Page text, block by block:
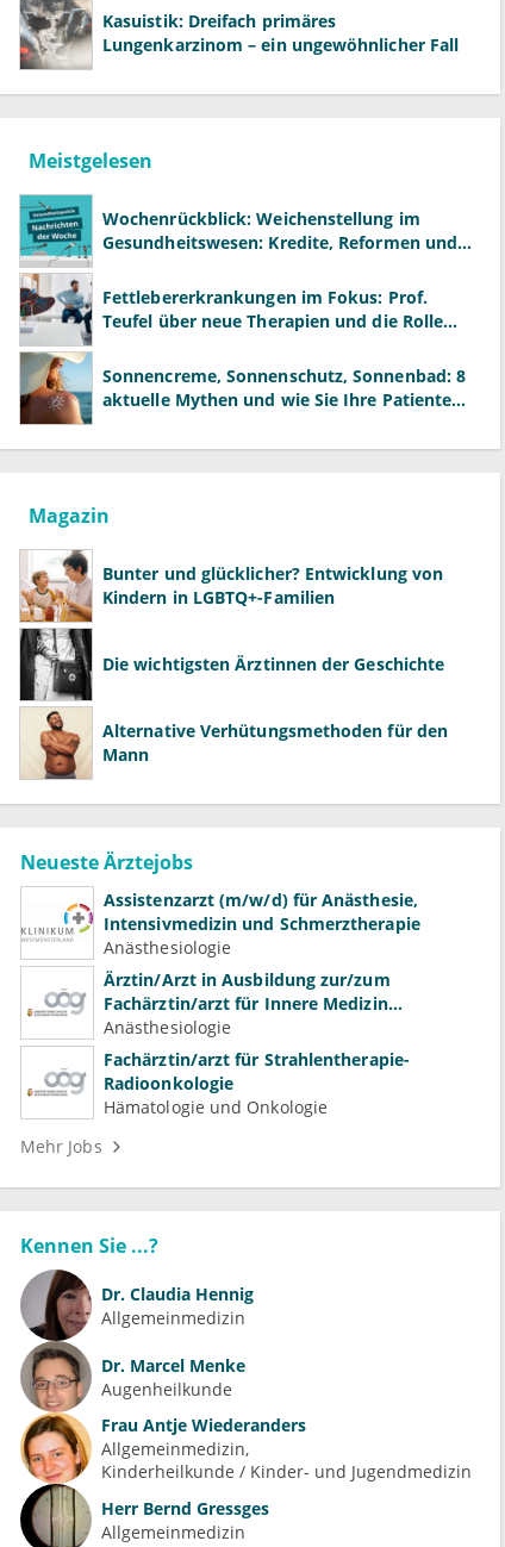
Kasuistik: Dreifach primäres
Lungenkarzinom – ein ungewöhnlicher Fall
Meistgelesen
Wochenrückblick: Weichenstellung im
Gesundheitswesen: Kredite, Reformen und
Fettlebererkrankungen im Fokus: Prof.
Teufel über neue Therapien und die Rolle
Sonnencreme, Sonnenschutz, Sonnenbad: 8
aktuelle Mythen und wie Sie Ihre Patienten
Magazin
Bunter und glücklicher? Entwicklung von
Kindern in LGBTQ+-Familien
Die wichtigsten Ärztinnen der Geschichte
Alternative Verhütungsmethoden für den
Mann
Neueste Ärztejobs
Assistenzarzt (m/w/d) für Anästhesie,
Intensivmedizin und Schmerztherapie
Anästhesiologie
Ärztin/Arzt in Ausbildung zur/zum
Fachärztin/arzt für Innere Medizin
(Kardiologie, Nephrologie, Intensivmedizin)
Anästhesiologie
Fachärztin/arzt für Strahlentherapie-
Radioonkologie
Hämatologie und Onkologie
Mehr Jobs
Kennen Sie ...?
Dr. Claudia Hennig
Allgemeinmedizin
Dr. Marcel Menke
Augenheilkunde
Frau Antje Wiederanders
Allgemeinmedizin
Kinderheilkunde / Kinder- und Jugendmedizin
Herr Bernd Gressges
Allgemeinmedizin